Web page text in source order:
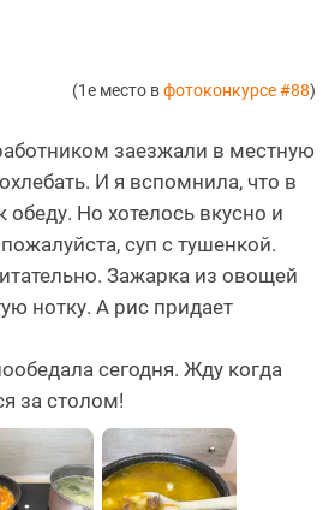
(1е место вфотоконкурсе #88)
заезжали в местную
И я вспомнила, что в
обеду. Но хотелось вкусно и
суп с тушенкой.
Зажарка из овощей
нотку. А рис придает
сегодня. Жду когда
за столом!